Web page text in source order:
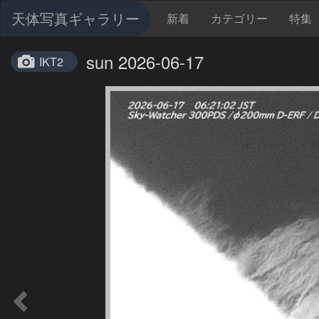
天体写真ギャラリー 新着 カテゴリー 特集
IKT2 sun 2026-06-17